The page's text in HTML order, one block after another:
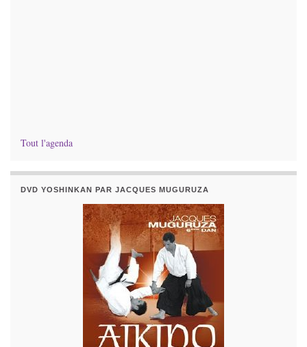
Tout l'agenda
DVD YOSHINKAN PAR JACQUES MUGURUZA